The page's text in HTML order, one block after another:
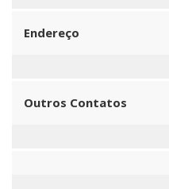
Endereço
Outros Contatos